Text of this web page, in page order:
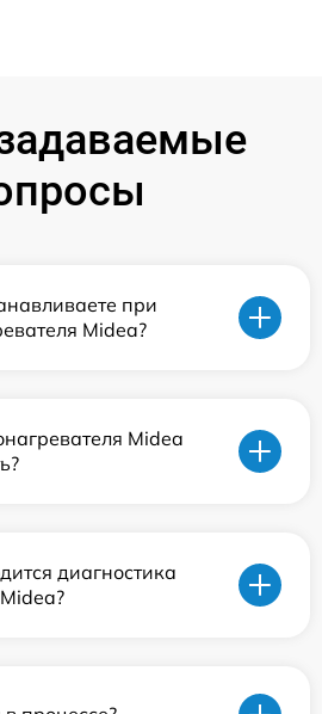
при
Midea?
Midea
диагностика